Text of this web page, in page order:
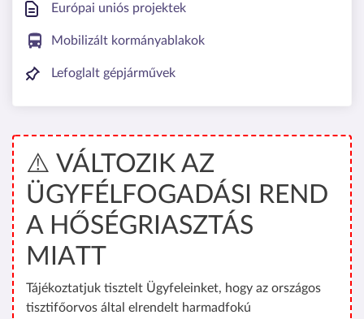
Európai uniós projektek
Mobilizált kormányablakok
Lefoglalt gépjárművek
⚠️ VÁLTOZIK AZ
ÜGYFÉLFOGADÁSI REND
A HŐSÉGRIASZTÁS
MIATT
Tájékoztatjuk tisztelt Ügyfeleinket, hogy az országos
tisztifőorvos által elrendelt harmadfokú